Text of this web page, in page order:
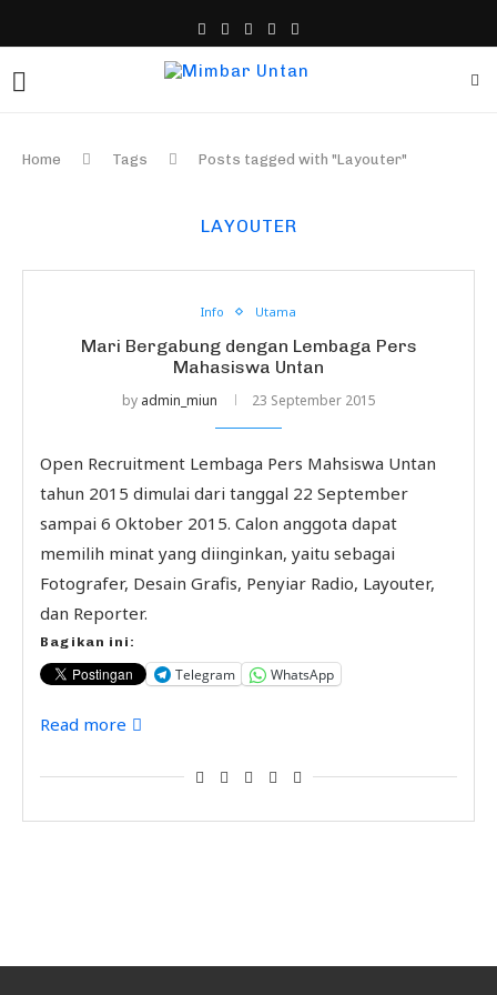
Home Tags Posts tagged with "Layouter"
LAYOUTER
Info Utama
Mari Bergabung dengan Lembaga Pers
Mahasiswa Untan
by admin_miun 23 September 2015
Open Recruitment Lembaga Pers Mahsiswa Untan
tahun 2015 dimulai dari tanggal 22 September
sampai 6 Oktober 2015. Calon anggota dapat
memilih minat yang diinginkan, yaitu sebagai
Fotografer, Desain Grafis, Penyiar Radio, Layouter,
dan Reporter.
Bagikan ini:
Telegram WhatsApp
Read more